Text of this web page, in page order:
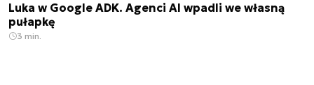
Luka w Google ADK. Agenci AI wpadli we własną
pułapkę
3 min.